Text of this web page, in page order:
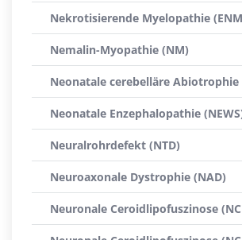
Nekrotisierende Myelopathie
Nemalin-Myopathie (NM)
Neonatale cerebelläre Abiotrophie
Neonatale Enzephalopathie
Neuralrohrdefekt (NTD)
Neuroaxonale Dystrophie (NAD)
Neuronale Ceroidlipofuszinose